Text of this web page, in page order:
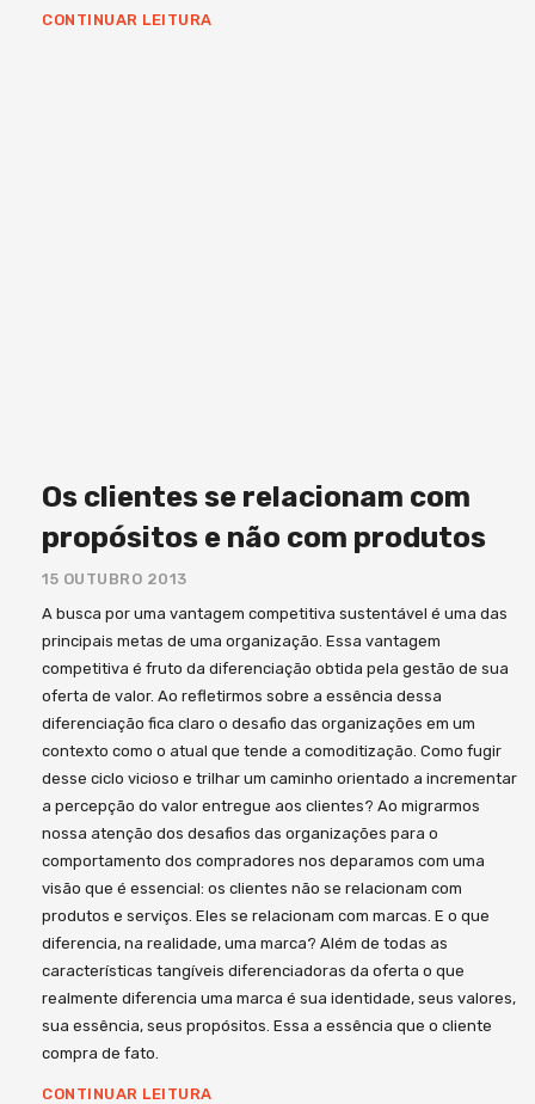
CONTINUAR LEITURA
Os clientes se relacionam com
propósitos e não com produtos
15 OUTUBRO 2013
A busca por uma vantagem competitiva sustentável é uma das
principais metas de uma organização. Essa vantagem
competitiva é fruto da diferenciação obtida pela gestão de sua
oferta de valor. Ao refletirmos sobre a essência dessa
diferenciação fica claro o desafio das organizações em um
contexto como o atual que tende a comoditização. Como fugir
desse ciclo vicioso e trilhar um caminho orientado a incrementar
a percepção do valor entregue aos clientes? Ao migrarmos
nossa atenção dos desafios das organizações para o
comportamento dos compradores nos deparamos com uma
visão que é essencial: os clientes não se relacionam com
produtos e serviços. Eles se relacionam com marcas. E o que
diferencia, na realidade, uma marca? Além de todas as
características tangíveis diferenciadoras da oferta o que
realmente diferencia uma marca é sua identidade, seus valores,
sua essência, seus propósitos. Essa a essência que o cliente
compra de fato.
CONTINUAR LEITURA